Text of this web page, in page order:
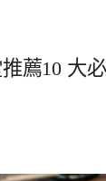
薦10 大